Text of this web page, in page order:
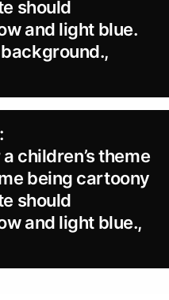
should
and light blue.
children’s theme
being cartoony
should
and light blue.,